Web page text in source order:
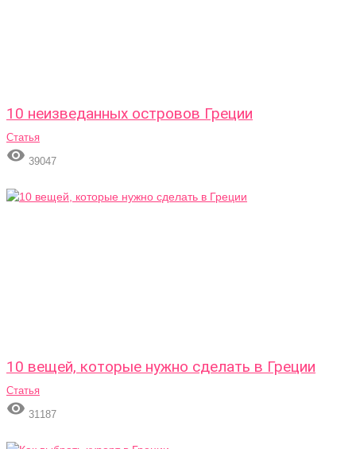
10 неизведанных островов Греции
Статья
 39047
10 вещей, которые нужно сделать в Греции
Статья
 31187